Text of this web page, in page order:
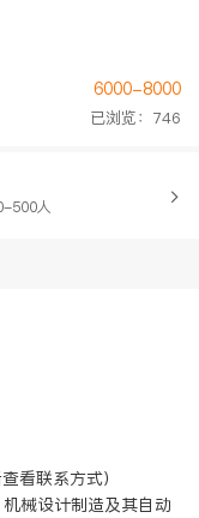
6000-8000
已浏览：746
500人
看联系方式）
机械设计制造及其自动